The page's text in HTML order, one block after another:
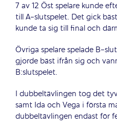
7 av 12 Öst spelare kunde
till A-slutspelet. Det gick
kunde ta sig till final och
Övriga spelare spelade B-
gjorde bäst ifrån sig och
B:slutspelet.
I dubbeltävlingen tog det
samt Ida och Vega i första
dubbeltävlingen endast för